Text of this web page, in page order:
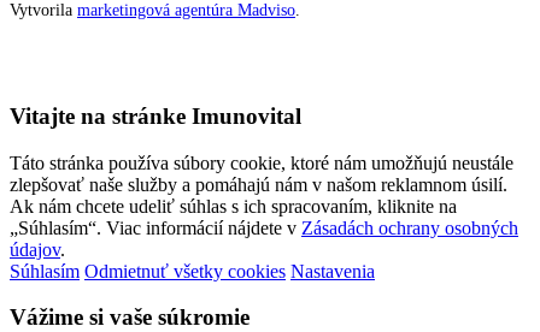
Vytvorila marketingová agentúra Madviso.
Vitajte na stránke Imunovital
Táto stránka používa súbory cookie, ktoré nám umožňujú neustále
zlepšovať naše služby a pomáhajú nám v našom reklamnom úsilí.
Ak nám chcete udeliť súhlas s ich spracovaním, kliknite na
„Súhlasím“. Viac informácií nájdete v Zásadách ochrany osobných
údajov.
Súhlasím Odmietnuť všetky cookies Nastavenia
Vážime si vaše súkromie